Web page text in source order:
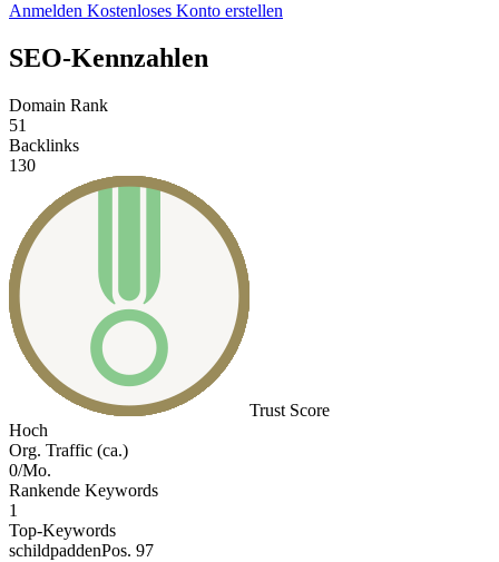
Anmelden Kostenloses Konto erstellen
SEO-Kennzahlen
Domain Rank
51
Backlinks
130
Trust Score
Hoch
Org. Traffic (ca.)
0/Mo.
Rankende Keywords
1
Top-Keywords
schildpaddenPos. 97